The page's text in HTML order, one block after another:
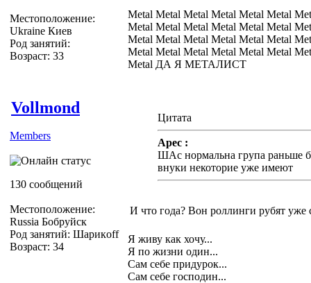
Местоположение:
Ukraine Киев
Род занятий:
Возраст: 33
Metal Metal Metal Metal Metal Metal
Metal Metal Metal Metal Metal Metal
Metal Metal Metal Metal Metal Metal
Metal Metal Metal Metal Metal Metal
Metal ДА Я МЕТАЛИСТ
Vollmond
Members
130 сообщений
Местоположение:
Russia Бобруйск
Род занятий: Шарикoff
Возраст: 34
Цитата
Apec :
ШАс нормальна група раньше
внуки некоторие уже имеют
И что года? Вон роллинги рубят уже
Я живу как хочу...
Я по жизни один...
Сам себе придурок...
Сам себе господин...